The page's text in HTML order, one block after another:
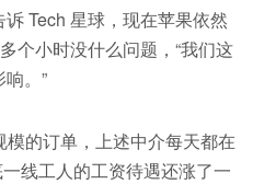
Tech 星球，现在苹果依然
个小时没什么问题，“我们这
。”
的订单，上述中介每天都在
线工人的工资待遇还涨了一